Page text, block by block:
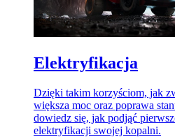
Elektryfikacja
Dzięki takim korzyściom, jak
większa moc oraz poprawa
dowiedz się, jak podjąć
elektryfikacji swojej kopalni.